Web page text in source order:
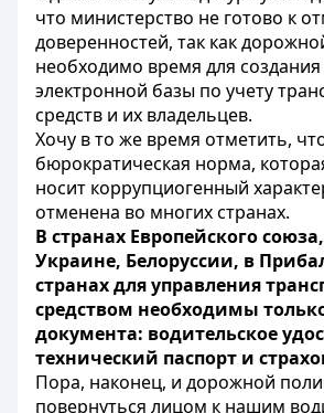
что министерство не готово к
доверенностей, так как
необходимо время для
электронной базы по учету
средств и их владельцев.
Хочу в то же время отметить,
бюрократическая норма,
носит коррупциогенный
отменена во многих странах.
В странах Европейского
Украине, Белоруссии, в
странах для управления
средством необходимы
документа: водительское
технический паспорт и
Пора, наконец, и дорожной
повернуться лицом к нашим